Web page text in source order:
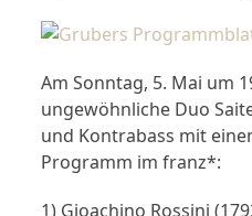
Am Sonntag, 5. Mai um
ungewöhnliche Duo
und Kontrabass mit
Programm im franz*:
1) Gioachino Rossini